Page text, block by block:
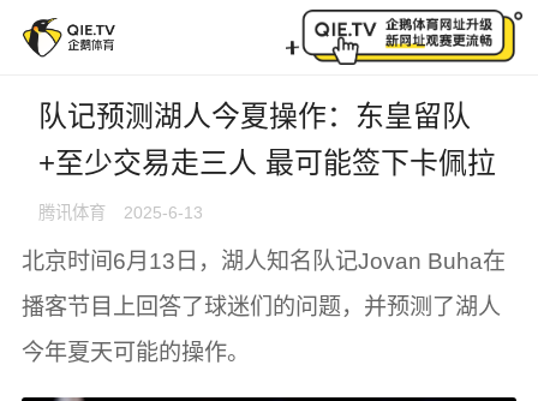
队记预测湖人今夏操作：东皇留队+至少交易走三人 最
队记预测湖人今夏操作：东皇留队
+至少交易走三人 最可能签下卡佩拉
腾讯体育 2025-6-13
北京时间6月13日，湖人知名队记Jovan Buha在
播客节目上回答了球迷们的问题，并预测了湖人
今年夏天可能的操作。